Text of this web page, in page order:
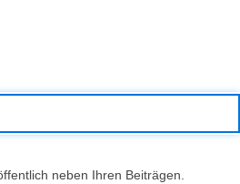
neben Ihren Beiträgen.